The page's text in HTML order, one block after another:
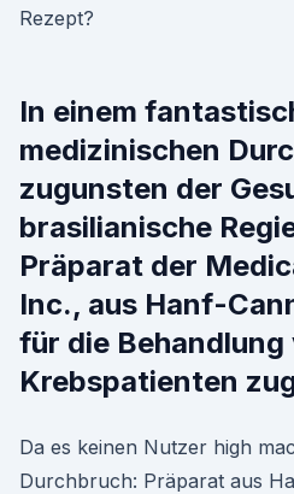
Rezept?
In einem
medizinischen
zugunsten der
brasilianische
Präparat der
Inc., aus Hanf-
für die Behandlung
Krebspatienten
Da es keinen Nutzer high
Durchbruch: Präparat aus